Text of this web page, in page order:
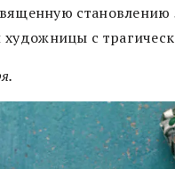
становлению
с